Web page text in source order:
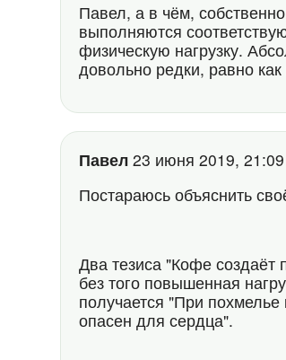
Павел, а в чём,
выполняются
физическую нагрузку.
довольно редки, равно
Павел 23 июня 2019, 21:09
Постараюсь объяснить
Два тезиса "Кофе создаёт
без того повышенная
получается "При
опасен для сердца".